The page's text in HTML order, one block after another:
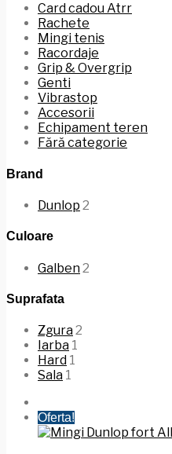
Card cadou Atrr
Rachete
Mingi tenis
Racordaje
Grip & Overgrip
Genti
Vibrastop
Accesorii
Echipament teren
Fără categorie
Brand
Dunlop 2
Culoare
Galben2
Suprafata
Zgura2
Iarba 1
Hard 1
Sala 1
Oferta!